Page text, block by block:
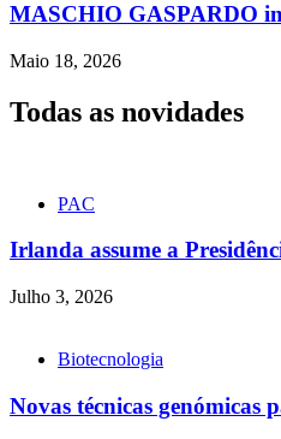
MASCHIO GASPARDO
Maio 18, 2026
Todas as novidades
PAC
Irlanda assume a
Julho 3, 2026
Biotecnologia
Novas técnicas